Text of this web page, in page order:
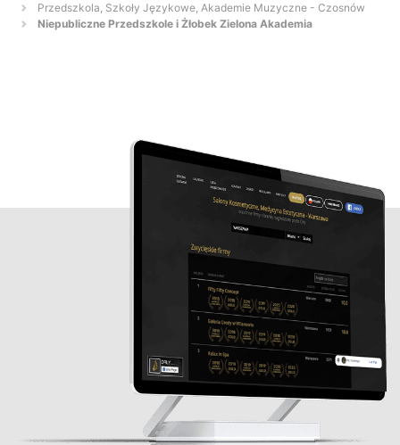
Przedszkola, Szkoły Językowe, Akademie Muzyczne - Czosnów
Niepubliczne Przedszkole i Żłobek Zielona Akademia